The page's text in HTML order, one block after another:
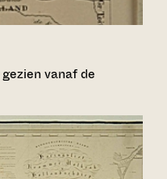
vanaf de